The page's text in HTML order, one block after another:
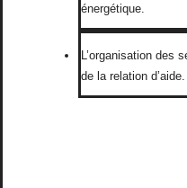
énergétique.
L’organisation des
de la relation d’aide.